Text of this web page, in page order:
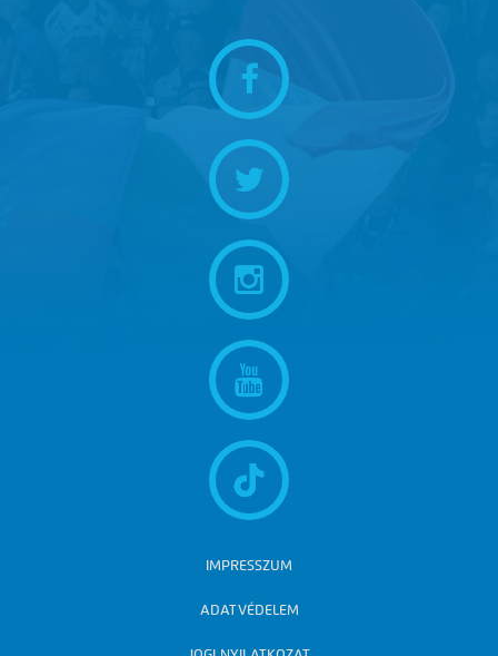
IMPRESSZUM
ADATVÉDELEM